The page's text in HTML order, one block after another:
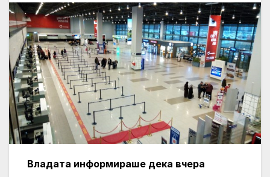
Владата информираше дека вчера